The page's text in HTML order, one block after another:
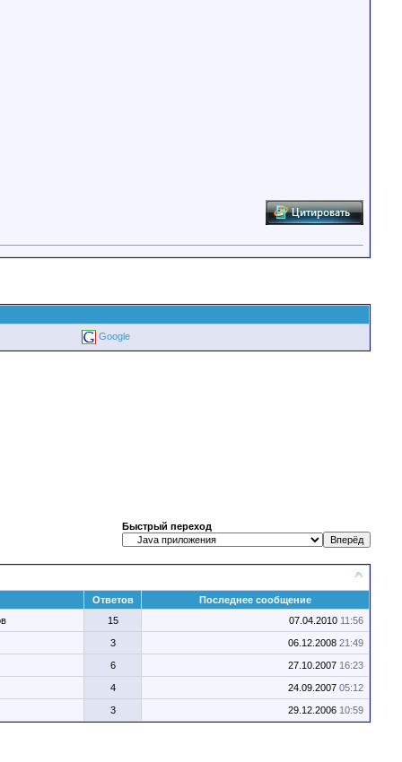
Google
Быстрый переход
Ответов
Последнее сообщение
15 07.04.2010 11:56
3 06.12.2008 21:49
6 27.10.2007 16:23
4 24.09.2007 05:12
3 29.12.2006 10:59